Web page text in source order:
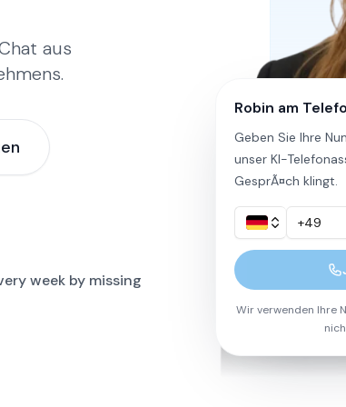
aus
PHP Tandartsen, Circle Fit, MyAirostar,
week by missing
Robin am
Geben Sie Ihre
unser KI-
GesprÃ¤ch klingt.
Wir verwenden Ihre